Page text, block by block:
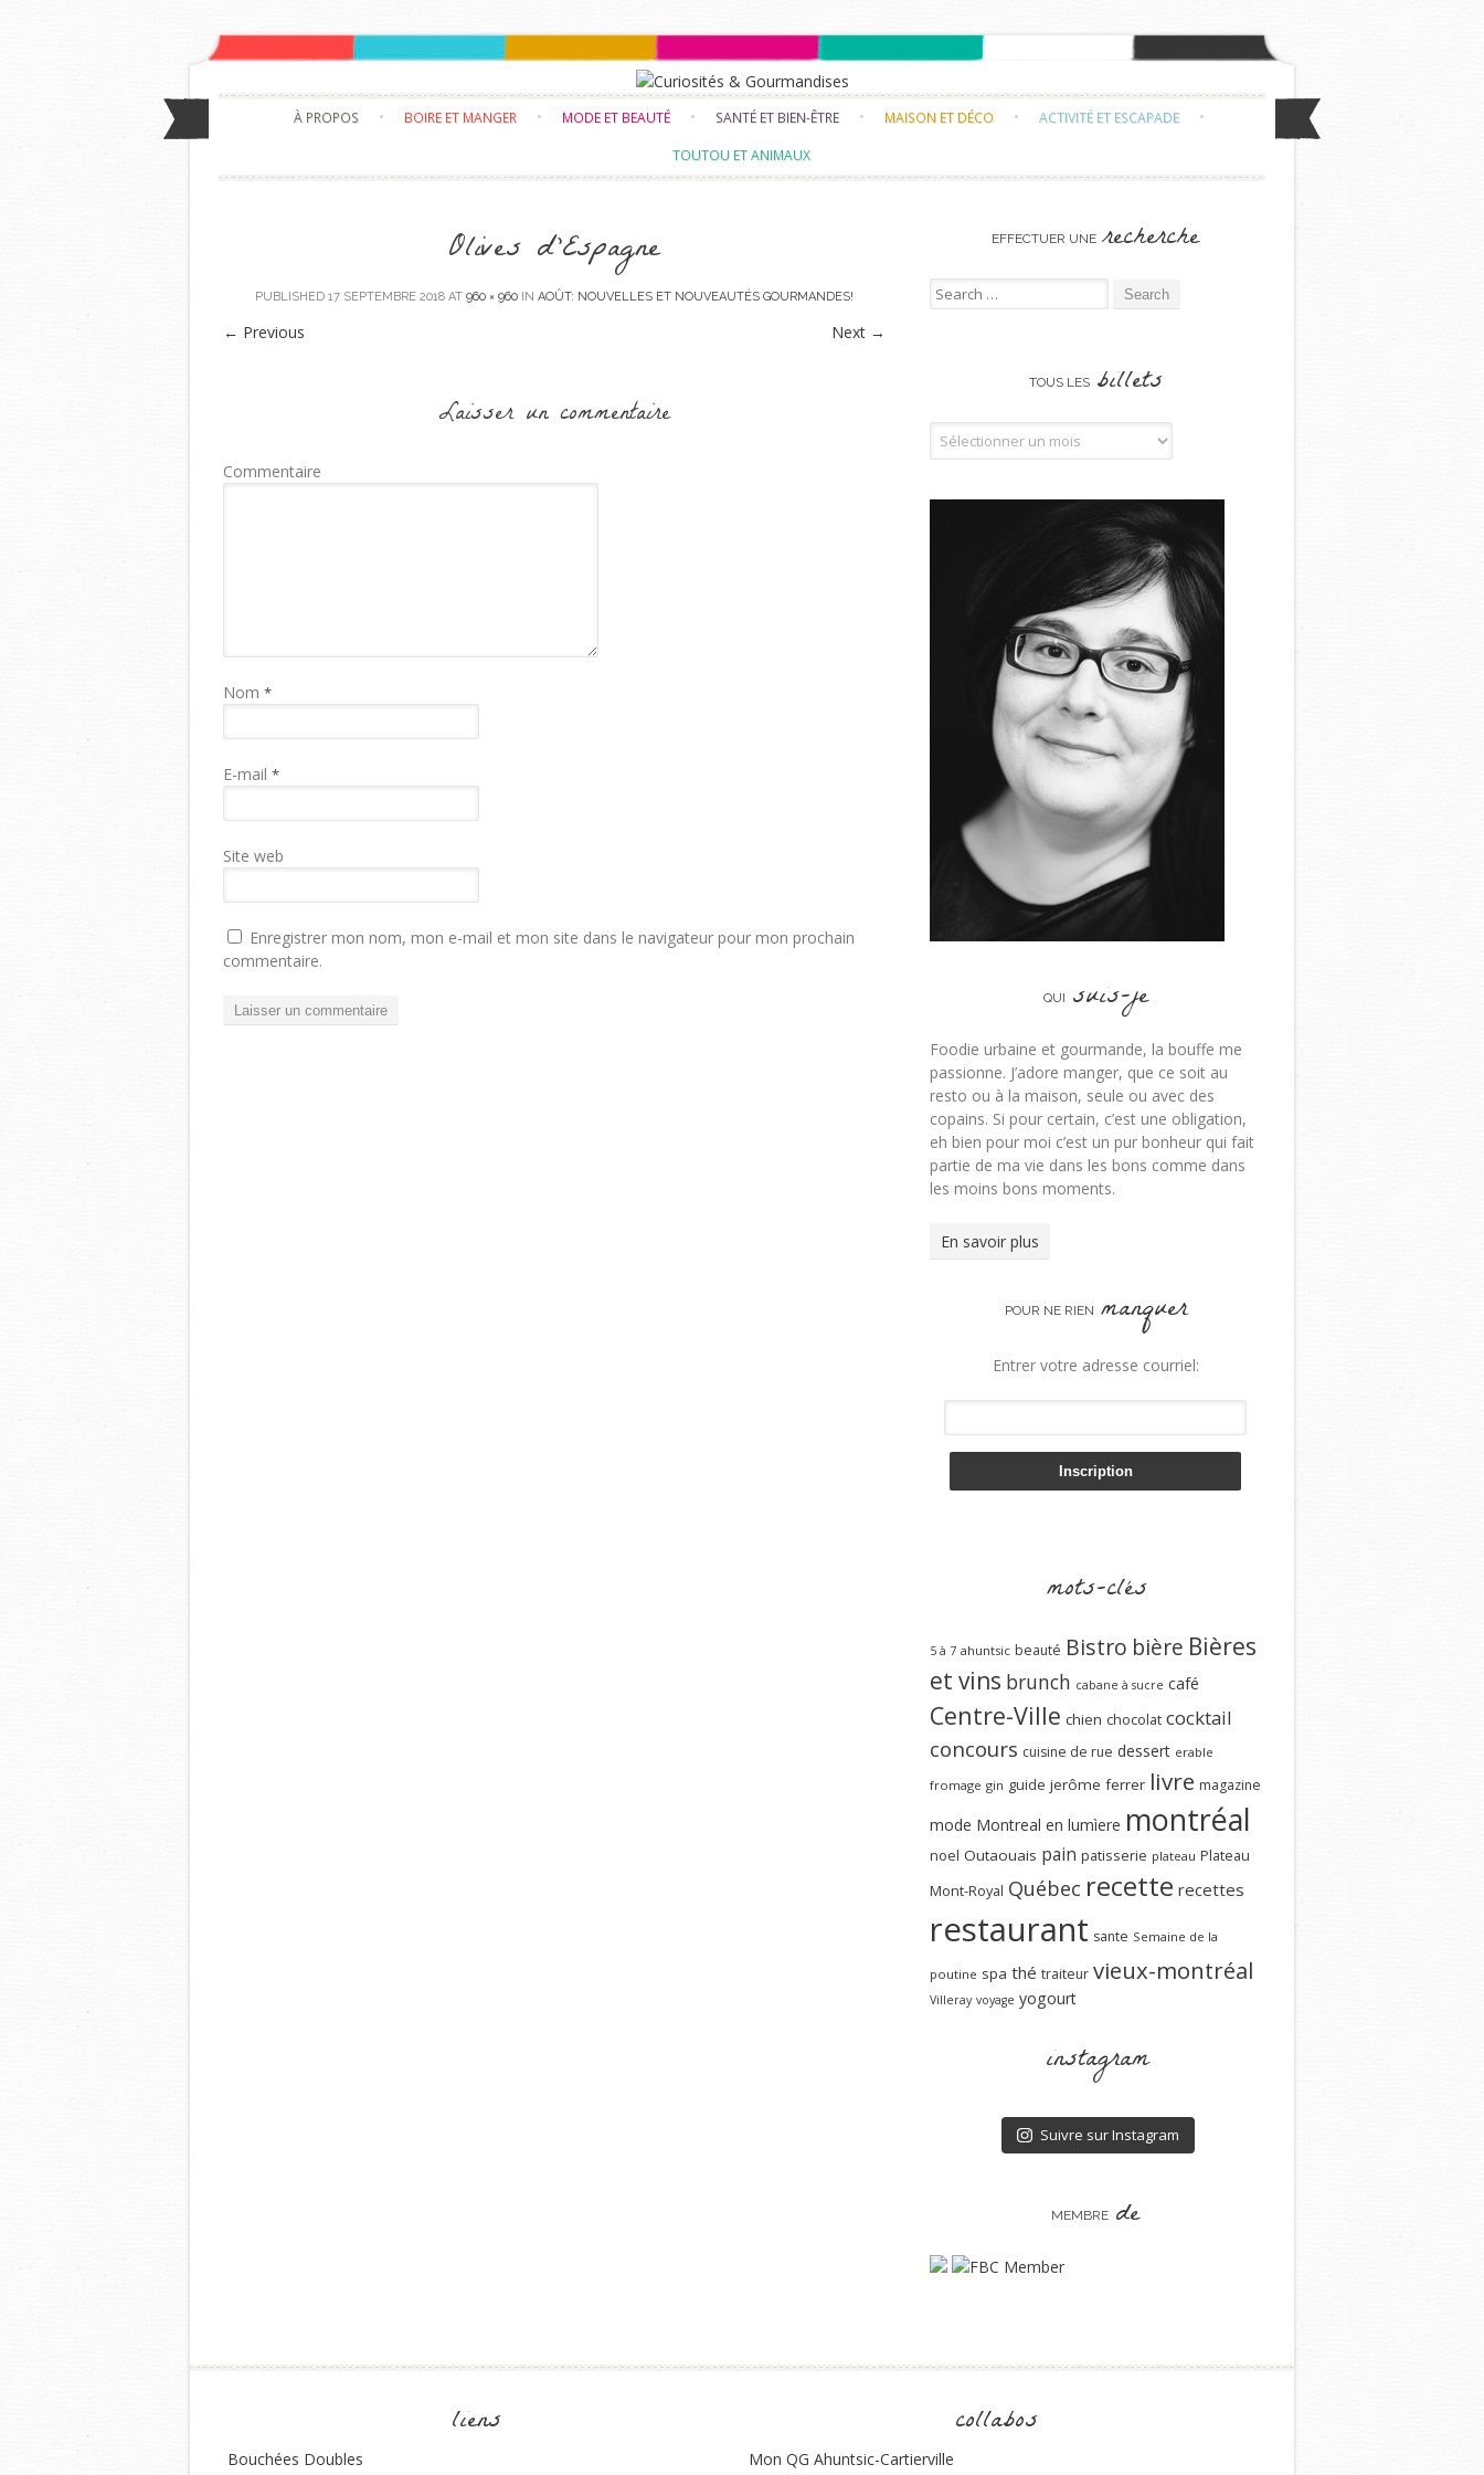
Skip to content
À PROPOS BOIRE ET MANGER MODE ET BEAUTÉ SANTÉ ET BIEN-ÊTRE MAISON ET DÉCO
ACTIVITÉ ET ESCAPADE
TOUTOU ET ANIMAUX
Olives d’Espagne
PUBLISHED 17 SEPTEMBRE 2018 AT 960 × 960 IN AOÛT: NOUVELLES ET NOUVEAUTÉS GOURMANDES!
← Previous Next →
Laisser un commentaire
Commentaire
Nom *
E-mail *
Site web
Enregistrer mon nom, mon e-mail et mon site dans le navigateur pour mon prochain
commentaire.
EFFECTUER UNE recherche
Search for:
TOUS LES billets
Tous les billets
QUI suis-je
Foodie urbaine et gourmande, la bouffe me
passionne. J’adore manger, que ce soit au
resto ou à la maison, seule ou avec des
copains. Si pour certain, c’est une obligation,
eh bien pour moi c’est un pur bonheur qui fait
partie de ma vie dans les bons comme dans
les moins bons moments.
En savoir plus
POUR NE RIEN manquer
Entrer votre adresse courriel:
mots-clés
5 à 7 ahuntsic beauté Bistro bière Bières
et vins brunch cabane à sucre café
Centre-Ville chien chocolat cocktail
concours cuisine de rue dessert erable
fromage gin guide jerôme ferrer livre magazine
mode Montreal en lumìere montréal
noel Outaouais pain patisserie plateau Plateau
Mont-Royal Québec recette recettes
restaurant sante Semaine de la
poutine spa thé traiteur vieux-montréal
Villeray voyage yogourt
instagram
Suivre sur Instagram
MEMBRE de
liens
Bouchées Doubles
collabos
Mon QG Ahuntsic-Cartierville